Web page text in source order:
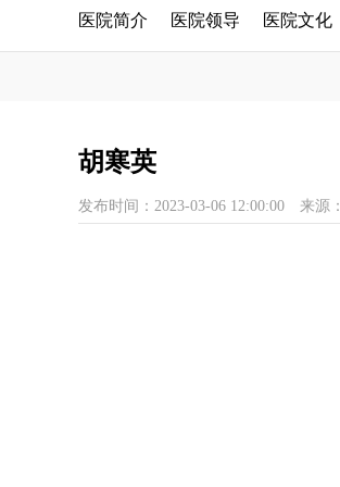
医院简介 医院领导 医院文化
胡寒英
发布时间：2023-03-06 12:00:00 来源：